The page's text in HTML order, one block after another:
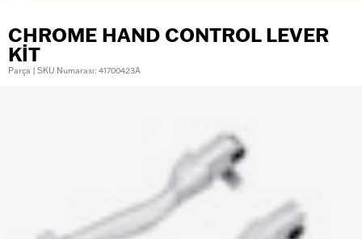
CHROME HAND CONTROL LEVER
KIT
Parça | SKU Numarası: 41700423A